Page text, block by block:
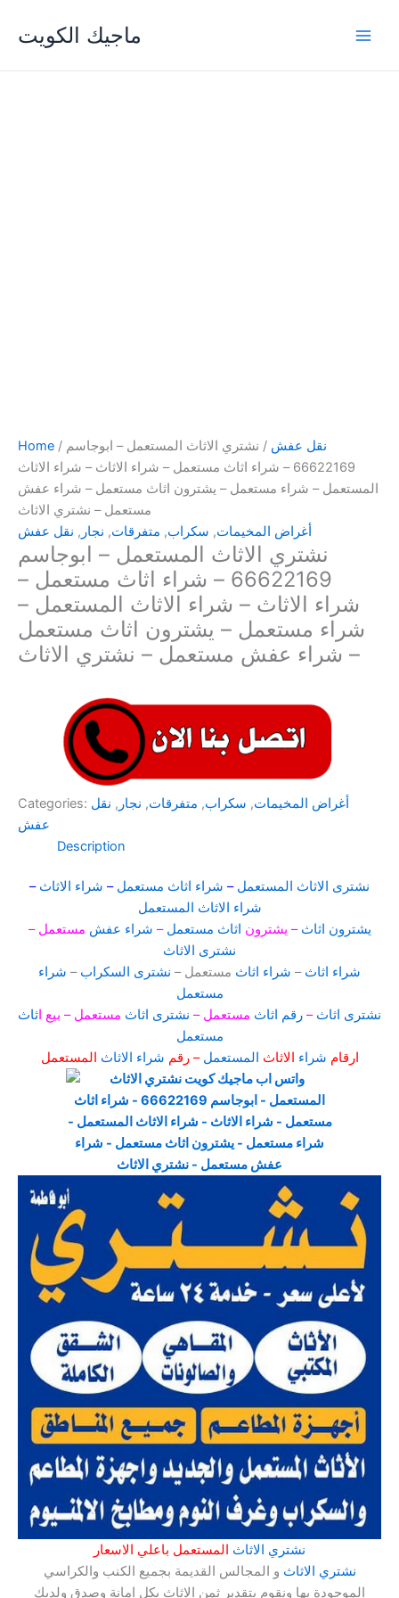
content
ماجيك الكويت
Home / نقل عفش / نشتري الاثاث المستعمل – ابوجاسم
66622169 – شراء اثاث مستعمل – شراء الاثاث – شراء الاثاث
المستعمل – شراء مستعمل – يشترون اثاث مستعمل – شراء عفش
مستعمل – نشتري الاثاث
أغراض المخيمات, سكراب, متفرقات, نجار , نقل عفش
نشتري الاثاث المستعمل – ابوجاسم
66622169 – شراء اثاث مستعمل –
شراء الاثاث – شراء الاثاث المستعمل –
شراء مستعمل – يشترون اثاث مستعمل
– شراء عفش مستعمل – نشتري الاثاث
Categories: أغراض المخيمات, سكراب, متفرقات, نجار , نقل
عفش
Description
نشترى الاثاث المستعمل – شراء اثاث مستعمل – شراء الاثاث –
شراء الاثاث المستعمل
يشترون اثاث – يشترون اثاث مستعمل – شراء عفش مستعمل –
نشترى الاثاث
شراء اثاث – شراء اثاث مستعمل – نشترى السكراب – شراء
مستعمل
نشترى اثاث – رقم اثاث مستعمل – نشترى اثاث مستعمل – بيع ا ثاث
مستعمل
ارقام شراء الاثاث المستعمل – رقم شراء الاثاث المستعمل
نشتري الاثاث المستعمل باعلي الاسعار
نشتري الاثاث و المجالس القديمة بجميع الكنب والكراسي
الموجودة بها ونقوم بتقدير ثمن الاثاث بكل امانة وصدق ولديك